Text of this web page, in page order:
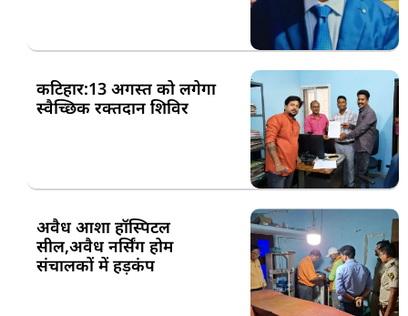
कटिहार:13 अगस्त को लगेगा
स्वैच्छिक रक्तदान शिविर
अवैध आशा हॉस्पिटल
सील,अवैध नर्सिंग होम
संचालकों में हड़कंप